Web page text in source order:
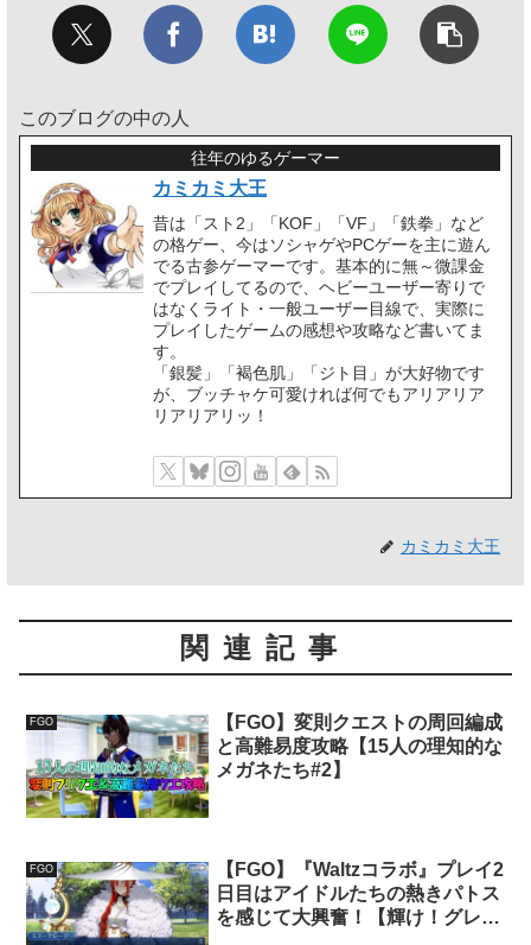
このブログの中の人
往年のゆるゲーマー
カミカミ大王
昔は「スト2」「KOF」「VF」「鉄拳」など
の格ゲー、今はソシャゲやPCゲーを主に遊ん
でる古参ゲーマーです。基本的に無～微課金
でプレイしてるので、ヘビーユーザー寄りで
はなくライト・一般ユーザー目線で、実際に
プレイしたゲームの感想や攻略など書いてま
す。
「銀髪」「褐色肌」「ジト目」が大好物です
が、ブッチャケ可愛ければ何でもアリアリア
リアリアリッ！
カミカミ大王
関連記事
FGO
【FGO】変則クエストの周回編成
と高難易度攻略【15人の理知的な
メガネたち#2】
FGO
【FGO】『Waltzコラボ』プレイ2
日目はアイドルたちの熱きパトス
を感じて大興奮！【輝け！グレイ